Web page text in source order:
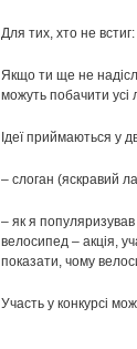
Для тих, хто не
Якщо ти ще не
можуть побачити усі
Ідеї приймаються у
– слоган (яскравий
– як я
велосипед – акція,
показати, чому
Участь у конкурсі